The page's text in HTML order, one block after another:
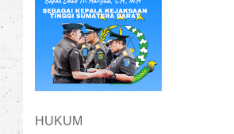
HUKUM